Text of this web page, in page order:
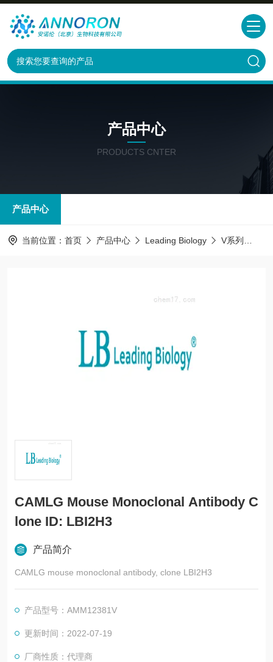
产品中心
PRODUCTS CNTER
产品中心
当前位置： 首页 产品中心 Leading Biology V系列
CAMLG Mouse Monoclonal Antibody C
lone ID: LBI2H3
产品简介
CAMLG mouse monoclonal antibody, clone LBI2H3
产品型号：AMM12381V
更新时间：2022-07-19
厂商性质：代理商